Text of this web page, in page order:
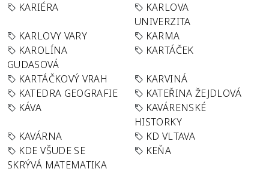
KARIÉRA
KARLOVA
UNIVERZITA
KARLOVY VARY
KARMA
KAROLÍNA
GUDASOVÁ
KARTÁČEK
KARTÁČKOVÝ VRAH
KARVINÁ
KATEDRA GEOGRAFIE
KATEŘINA ŽEJDLOVÁ
KÁVA
KAVÁRENSKÉ
HISTORKY
KAVÁRNA
KD VLTAVA
KDE VŠUDE SE
SKRÝVÁ MATEMATIKA
KEŇA